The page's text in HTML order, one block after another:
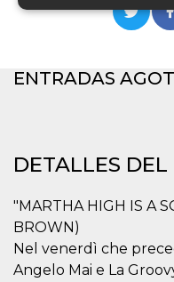
ENTRADAS
DETALLES
"MARTHA HIGH IS A
BROWN)
Nel venerdì che
Angelo Mai e La
Cookies de
correctamente sin las
necesarias.
Nombre
cf_clearance